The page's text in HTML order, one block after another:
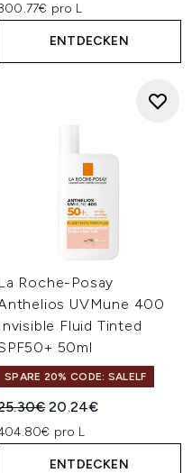
pro L
ENTDECKEN
La Roche-Posay
UVMune 400
Invisible Fluid Tinted
50ml
SPARE 20% CODE: SALELF
Aktueller Preis:
20.24€
pro L
ENTDECKEN